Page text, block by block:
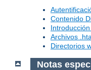
Contenido
Archivos
Directorios
Notas